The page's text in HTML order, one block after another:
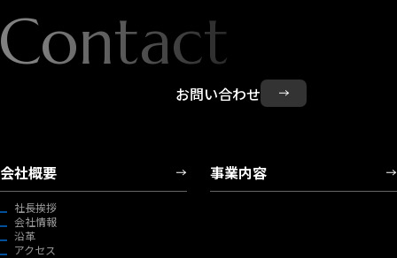
会社概要
社長挨拶
会社情報
沿革
アクセス
事業内容
お問い合わせ